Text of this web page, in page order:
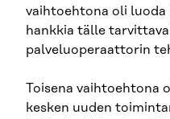
vaihtoehtona oli luoda
hankkia tälle
palveluoperaattorin
Toisena vaihtoehtona
kesken uuden